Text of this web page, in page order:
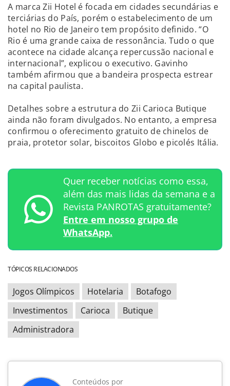
A marca Zii Hotel é focada em cidades secundárias e
terciárias do País, porém o estabelecimento de um
hotel no Rio de Janeiro tem propósito definido. “O
Rio é uma grande caixa de ressonância. Tudo o que
acontece na cidade alcança repercussão nacional e
internacional”, explicou o executivo. Gavinho
também afirmou que a bandeira prospecta estrear
na capital paulista.
Detalhes sobre a estrutura do Zii Carioca Butique
ainda não foram divulgados. No entanto, a empresa
confirmou o oferecimento gratuito de chinelos de
praia, protetor solar, biscoitos Globo e picolés Itália.
Quer receber notícias como essa,
além das mais lidas da semana e a
Revista PANROTAS gratuitamente?
Entre em nosso grupo de
WhatsApp.
TÓPICOS RELACIONADOS
Jogos Olímpicos Hotelaria
Botafogo
Investimentos
Carioca
Butique
Administradora
Conteúdos por